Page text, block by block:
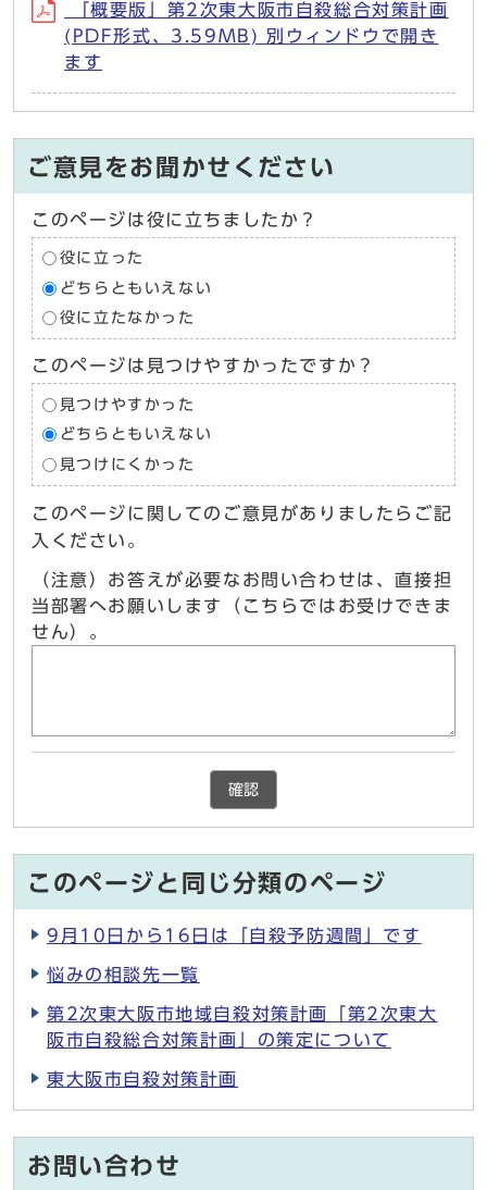
「概要版」第2次東大阪市自殺総合対策計画
(PDF形式、3.59MB) 別ウィンドウで開き
ます
ご意見をお聞かせください
このページは役に立ちましたか？
役に立った
どちらともいえない
役に立たなかった
このページは見つけやすかったですか？
見つけやすかった
どちらともいえない
見つけにくかった
このページに関してのご意見がありましたらご記
入ください。
（注意）お答えが必要なお問い合わせは、直接担
当部署へお願いします（こちらではお受けできま
せん）。
確認
このページと同じ分類のページ
9月10日から16日は「自殺予防週間」です
悩みの相談先一覧
第2次東大阪市地域自殺対策計画「第2次東大
阪市自殺総合対策計画」の策定について
東大阪市自殺対策計画
お問い合わせ